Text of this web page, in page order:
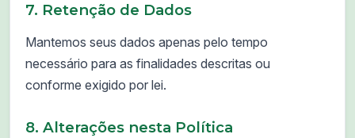
7. Retenção de Dados
Mantemos seus dados apenas pelo tempo
necessário para as finalidades descritas ou
conforme exigido por lei.
8. Alterações nesta Política